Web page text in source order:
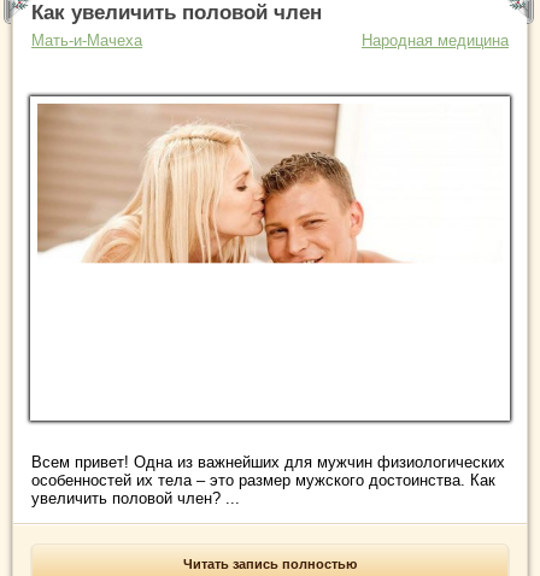
Как увеличить половой член
Мать-и-Мачеха Народная медицина
Всем привет! Одна из важнейших для мужчин физиологических
особенностей их тела – это размер мужского достоинства. Как
увеличить половой член? ...
Читать запись полностью